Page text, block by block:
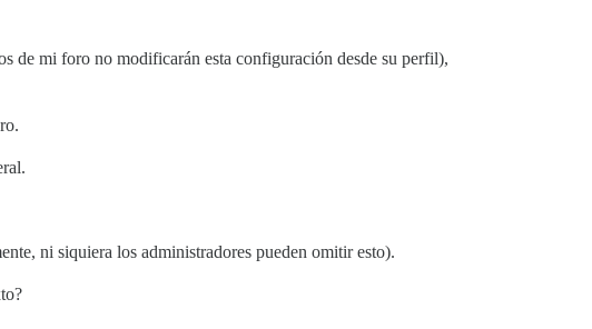
de mi foro no modificarán esta configuración desde su perfil),
ni siquiera los administradores pueden omitir esto).